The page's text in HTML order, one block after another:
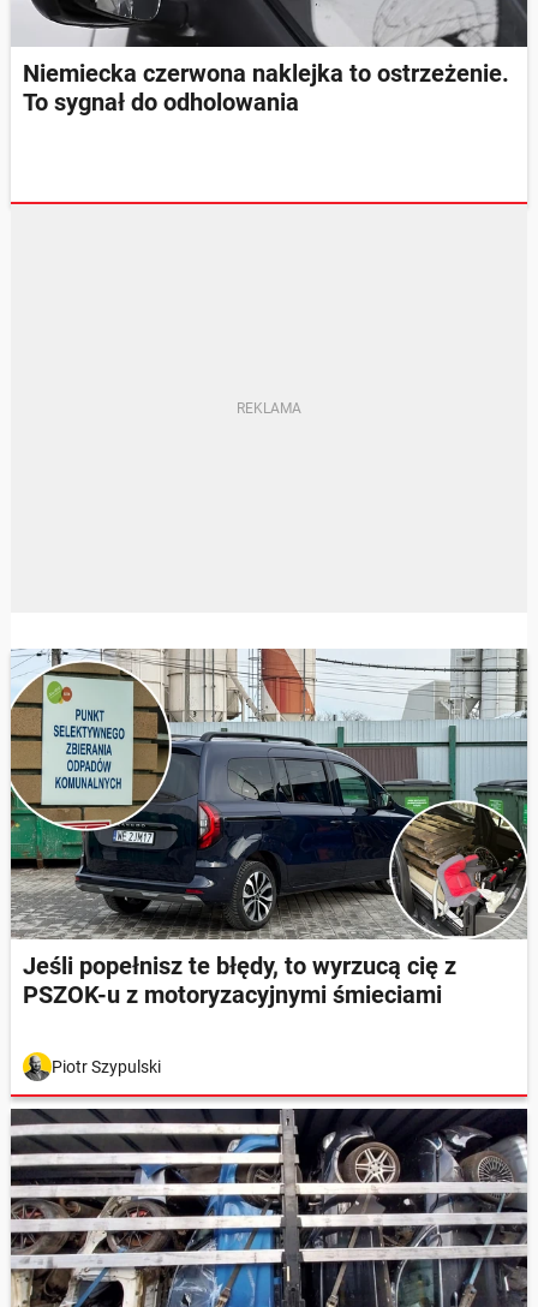
Niemiecka czerwona naklejka to ostrzeżenie.
To sygnał do odholowania
Jeśli popełnisz te błędy, to wyrzucą cię z
PSZOK-u z motoryzacyjnymi śmieciami
Piotr Szypulski